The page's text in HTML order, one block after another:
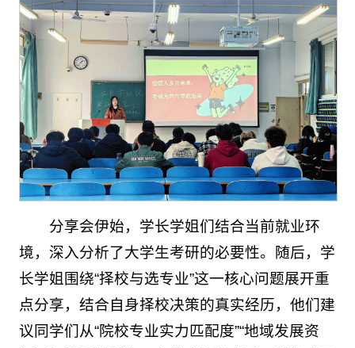
分享会伊始，学长学姐们结合当前就业环
境，深入分析了大学生考研的必要性。随后，学
长学姐围绕“择校与选专业”这一核心问题展开重
点分享，结合自身择校决策的真实经历，他们建
议同学们从“院校专业实力匹配度”“地域发展资